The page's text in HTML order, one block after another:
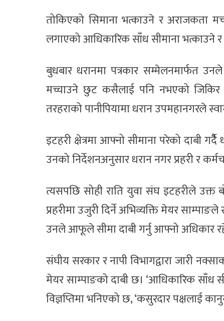
तोकिएको सिमाना भत्काउने र अराजकता
लगाएको आधिकारिक साँध सीमाना
बुधबार धरानमा पत्रकार सम्मेलनमार्फत
मच्चाउने छुट कसैलाई पनि नभएको जिकिर
तरहराको पानीपियामा धरान उपमहानगरले
इटहरी क्षेत्रमा आफ्नो सीमाना परेको दाबी
उनको निर्देशनअनुसार धरान नगर प्रहरी र
त्यसपछि सोही राति युवा संघ इटहरीले उक्त
प्रहरीमा उजुरी दिर्ने अभिव्यक्ति मेयर
उनले आफूले सीमा दाबी गर्नु आफ्नो अधिकार
संघीय सरकार र नापी विभागद्वारा जारी
मेयर साम्पाङको दाबी छ। ‘आधिकारिक साँध
विज्ञप्तिमा भनिएको छ, ‘कसुरदार पक्षलाई